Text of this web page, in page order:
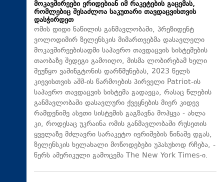
მოკავშირეები ერიდებიან იმ რაკეტების გაცემას,
რომლებიც შესაძლოა საკუთარი თავდაცვისთვის
დასჭირდეთ
ომის დიდი ნაწილის განმავლობაში, პრეზიდენტ
ვოლოდიმირ ზელენსკის მიმართვებმა დასავლელი
მოკავშირეებისადმი საჰაერო თავდაცვის სისტემების
თაობაზე შედეგი გამოიღო, მისმა ლობირებამ ხელი
შეუწყო ვაშინგტონის დარწმუნებას, 2023 წელს
კიევისთვის აშშ-ის წარმოების პირველი Patriot-ის
საჰაერო თავდაცვის სისტემა გადაეცა, რასაც წლების
განმავლობაში დასავლური ქვეყნების მიერ კიდევ
რამდენიმე ასეთი სისტემის გაგზავნა მოჰყვა - ახლა
კი, როდესაც უკრაინა ომის განმავლობაში რუსეთის
ყველაზე მძლავრი სარაკეტო იერიშების წინაშე დგას,
ზელენსკის ხელახალი მოწოდებები უპასუხოდ რჩება, -
წერს ამერიკული გამოცემა The New York Times-ი.